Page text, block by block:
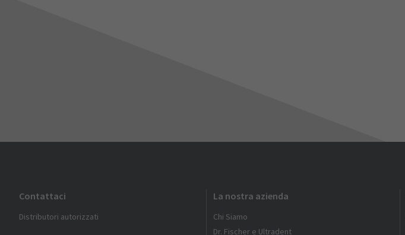
Contattaci
Distributori autorizzati
La nostra azienda
Chi Siamo
Dr. Fischer e Ultradent